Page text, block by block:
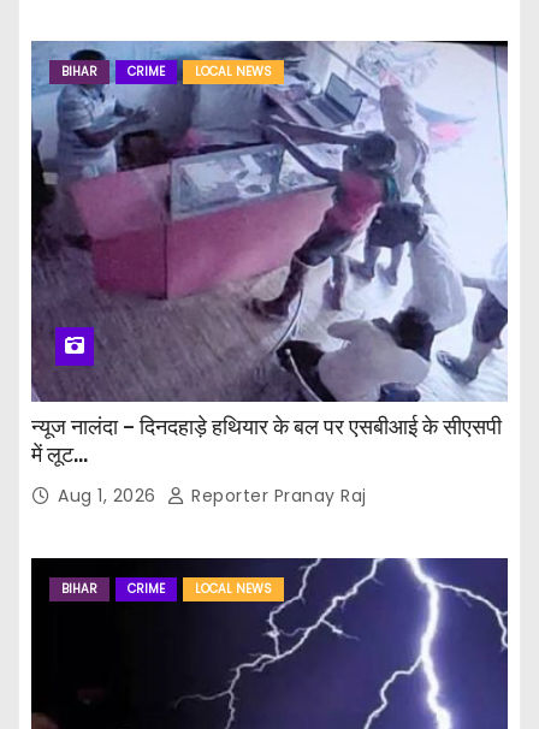
BIHAR CRIME LOCAL NEWS
न्यूज नालंदा – दिनदहाड़े हथियार के बल पर एसबीआई के सीएसपी
में लूट…
Aug 1, 2026 Reporter Pranay Raj
BIHAR CRIME LOCAL NEWS